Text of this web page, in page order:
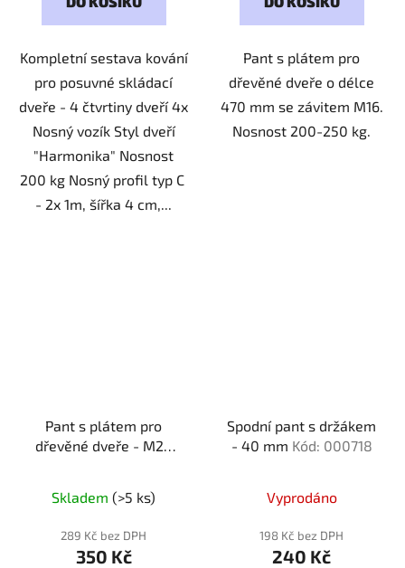
Kompletní sestava kování
pro posuvné skládací
dveře - 4 čtvrtiny dveří 4x
Nosný vozík Styl dveří
"Harmonika" Nosnost
200 kg Nosný profil typ C
- 2x 1m, šířka 4 cm,...
Pant s plátem pro
dřevěné dveře o délce
470 mm se závitem M16.
Nosnost 200-250 kg.
Pant s plátem pro
dřevěné dveře - M20
Skladem (>5 ks)
289 Kč bez DPH
350 Kč
Spodní pant s držákem
- 40 mm Kód: 000718
Vyprodáno
198 Kč bez DPH
240 Kč